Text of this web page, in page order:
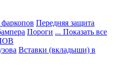
Передняя защита
Пороги ... Показать все
Вставки (вкладыши) в